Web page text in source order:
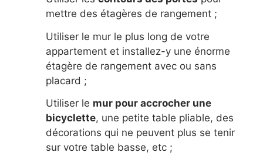
mettre des étagères de rangement ;
Utiliser le mur le plus long de votre
appartement et installez-y une énorme
étagère de rangement avec ou sans
placard ;
Utiliser le mur pour accrocher une
bicyclette, une petite table pliable, des
décorations qui ne peuvent plus se tenir
sur votre table basse, etc ;